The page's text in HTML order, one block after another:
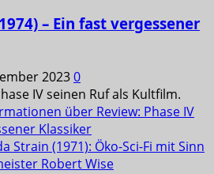
– Ein fast vergessener
20230
IV seinen Ruf als Kultfilm.
über Review: Phase IV
Klassiker
Strain (1971): Öko-Sci-Fi mit Sinn
Robert Wise